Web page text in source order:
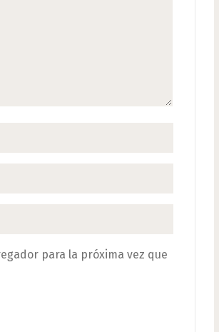
para la próxima vez que